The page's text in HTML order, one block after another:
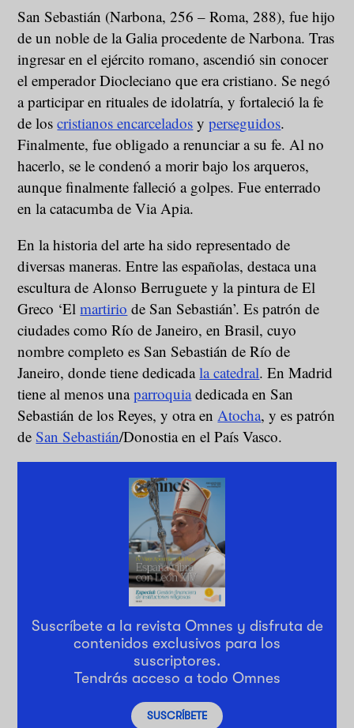
San Sebastián (Narbona, 256 – Roma, 288), fue hijo
de un noble de la Galia procedente de Narbona. Tras
ingresar en el ejército romano, ascendió sin conocer
el emperador Diocleciano que era cristiano. Se negó
a participar en rituales de idolatría, y fortaleció la fe
de loscristianos encarcelados yperseguidos.
Finalmente, fue obligado a renunciar a su fe. Al no
hacerlo, se le condenó a morir bajo los arqueros,
aunque finalmente falleció a golpes. Fue enterrado
en la catacumba de Via Apia.
En la historia del arte ha sido representado de
diversas maneras. Entre las españolas, destaca una
escultura de Alonso Berruguete y la pintura de El
Greco ‘Elmartirio de San Sebastián’. Es patrón de
ciudades como Río de Janeiro, en Brasil, cuyo
nombre completo es San Sebastián de Río de
Janeiro, donde tiene dedicadala catedral. En Madrid
tiene al menos unaparroquiadedicada en San
Sebastián de los Reyes, y otra en Atocha, y es patrón
deSan Sebastián/Donostia en el País Vasco.
Suscríbete a la revista Omnes y disfruta de
contenidos exclusivos para los
suscriptores.
Tendrás acceso a todo Omnes
SUSCRÍBETE